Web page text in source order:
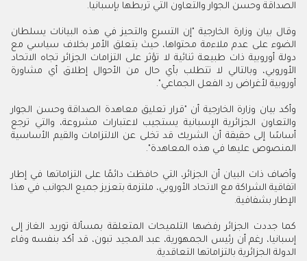
الصداقة وحسن الجوار والتعاون التي تربطها بإسبانيا.
وقال بيان وزارة الخارجية "إن التسرع والتحيز في هذه البيانات يسلطان
الضوء على عدم ملاءمة محتواها، حيث يتعلق الأمر بخلاف سياسي مع
دولة أوروبية ذات طبيعة ثنائية لا تؤثر على التزامات الجزائر تجاه الاتحاد
الأوروبي، وبالتالي لا تتطلب بأي حال من الأحوال إطلاق أي مشاورة
أوروبية لأغراض رد الفعل الجماعي".
وأكد بيان وزارة الخارجية أن "قرار تعليق معاهدة الصداقة وحسن الجوار
والتعاون الجزائرية الإسبانية يستجيب لاعتبارات مشروعة، والتي ترجع
أساسًا إلى حقيقة أن الشريك قد تخلى عن الالتزامات والقيم الأساسية
المنصوص عليها في هذه المعاهدة".
وأضاف ذات البيان أن الجزائر، التي حافظت دائمًا على التزاماتها في إطار
اتفاقية الشراكة مع الاتحاد الأوروبي، ملتزمة بتعزيز جميع الجوانب في هذا
الإطار بشفافية.
كما جددت الجزائر رفضها التلميحات المتعلقة بمسألة توريد الغاز إلى
إسبانيا، رغم أن رئيس الجمهورية، عبد المجيد تبون، قد أكد بنفسه وفاء
الدولة الجزائرية بالتزاماتها التعاقدية.